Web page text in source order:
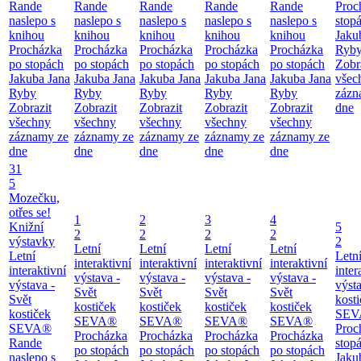
Rande
naslepo s
knihou
Procházka
po stopách
Jakuba Jana
Ryby
Zobrazit
všechny
záznamy ze
dne
Rande
naslepo s
knihou
Procházka
po stopách
Jakuba Jana
Ryby
Zobrazit
všechny
záznamy ze
dne
Rande
naslepo s
knihou
Procházka
po stopách
Jakuba Jana
Ryby
Zobrazit
všechny
záznamy ze
dne
Rande
naslepo s
knihou
Procházka
po stopách
Jakuba Jana
Ryby
Zobrazit
všechny
záznamy ze
dne
Rande
naslepo s
knihou
Procházka
po stopách
Jakuba Jana
Ryby
Zobrazit
všechny
záznamy ze
dne
dne
31
5
Mozečku,
otřes se!
Knižní
výstavky
Letní
interaktivní
výstava -
Svět
kostiček
SEVA®
Rande
naslepo s
1
2
Letní
interaktivní
výstava -
Svět
kostiček
SEVA®
Procházka
po stopách
2
2
Letní
interaktivní
výstava -
Svět
kostiček
SEVA®
Procházka
po stopách
3
2
Letní
interaktivní
výstava -
Svět
kostiček
SEVA®
Procházka
po stopách
4
2
Letní
interaktivní
výstava -
Svět
kostiček
SEVA®
Procházka
po stopách
5
2
Letní